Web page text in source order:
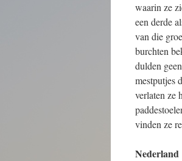
waarin ze
een derde
van die
burchten
dulden
mestputjes
verlaten ze
vinden ze
Nederland